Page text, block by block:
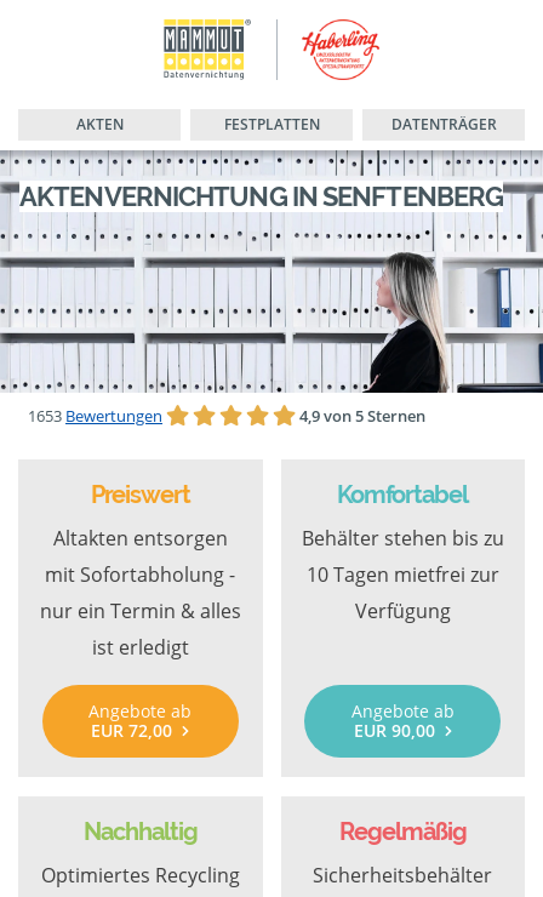
AKTEN FESTPLATTEN DATENTRÄGER
AKTENVERNICHTUNG IN SENFTENBERG
1653 Bewertungen 4,9 von 5 Sternen
Preiswert
Altakten entsorgen
mit Sofortabholung -
nur ein Termin & alles
ist erledigt
Angebote ab
EUR 72,00
Komfortabel
Behälter stehen bis zu
10 Tagen mietfrei zur
Verfügung
Angebote ab
EUR 90,00
Nachhaltig
Optimiertes Recycling
Regelmäßig
Sicherheitsbehälter